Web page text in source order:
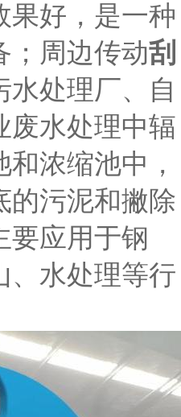
果好，是一种
；周边传动刮
水处理厂、自
废水处理中辐
浓缩池中，
的污泥和撇除
要应用于钢
、水处理等行